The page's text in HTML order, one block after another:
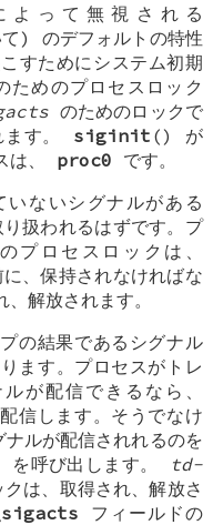
って無視される
) のデフォルトの特性
すためにシステム初期
ためのプロセスロック
のためのロックで
ます。 siginit () が
は、 proc0 です。
ないシグナルがある
扱われるはずです。プ
プロセスロックは、
、保持されなければな
解放されます。
の結果であるシグナル
ます。プロセスがトレ
が配信できるなら、
信します。そうでなけ
ルが配信されれるのを
を呼び出します。
td-
は、取得され、解放さ
フィールドの